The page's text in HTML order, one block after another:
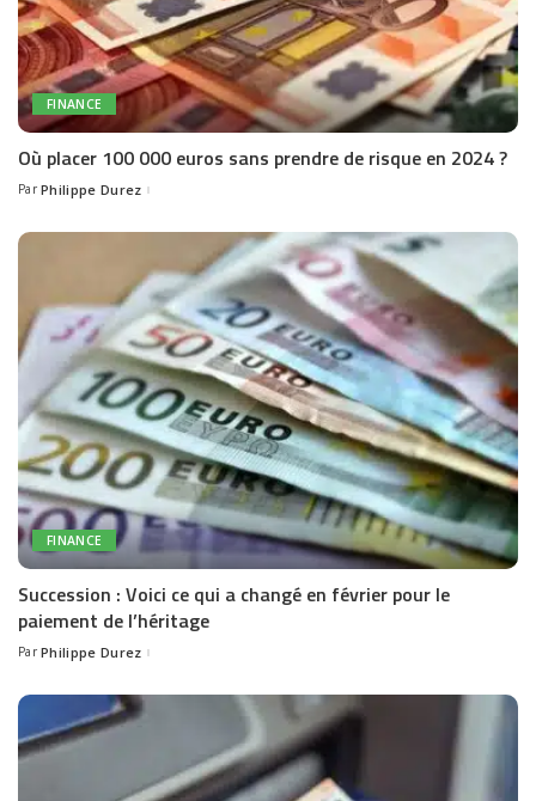
FINANCE
Où placer 100 000 euros sans prendre de risque en 2024 ?
Posted
Par Philippe Durez
FINANCE
Succession : Voici ce qui a changé en février pour le
paiement de l’héritage
Posted
Par Philippe Durez